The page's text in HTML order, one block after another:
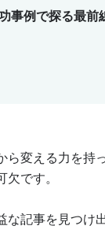
変える力を持
です。
記事を見つけ
事例で探る最前